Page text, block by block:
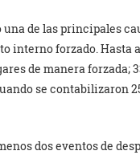
de las principales
interno forzado. Hasta
de manera forzada;
se contabilizaron
dos eventos de